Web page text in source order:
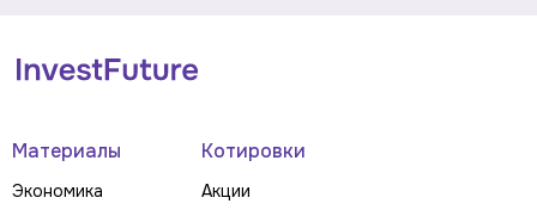
Материалы
Экономика
Котировки
Акции